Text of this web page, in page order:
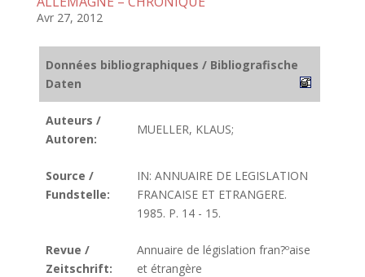
Avr 27, 2012
Données bibliographiques / Bibliografische
Daten
Auteurs /
Autoren:
MUELLER, KLAUS;
Source /
Fundstelle:
IN: ANNUAIRE DE LEGISLATION
FRANCAISE ET ETRANGERE.
1985. P. 14 - 15.
Revue /
Zeitschrift:
Annuaire de législation fran?ºaise
et étrangère